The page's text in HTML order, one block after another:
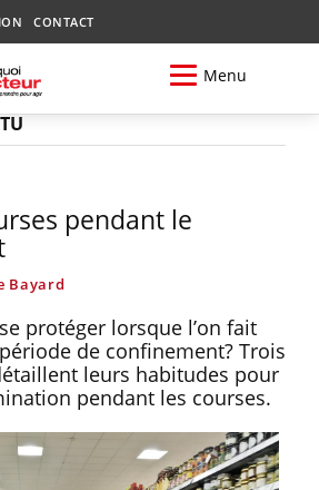
CONTACT
Menu
pendant le
Bayard
protéger lorsque l’on fait
de confinement? Trois
leurs habitudes pour
pendant les courses.